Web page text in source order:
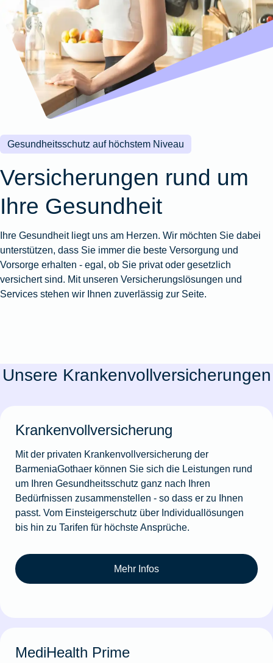
Wohnungsschutzbrief
Zur
Produktübersicht
Gewässerschadenhaftpflicht
Zur
Produktübersicht
Zur
Produktübersicht
Reisehaftpflichtversicherung
Reiserücktrittsversicherung
Zur
Produktübersicht
Zur
Produktübersicht
Zur
Produktübersicht
Zur
Produktübersicht
Montageversicherung
Zur
Produktübersicht
Gruppenunfall für
Betriebe
Gruppenunfall für
Vereine
Produktübersicht
Kunstversicherung
Ausstellungsversicherung
Valorenversicherung
Oldtimersammlungsversicherung
Zur
Gesundheitsschutz auf höchstem Niveau
Versicherungen rund um
Ihre Gesundheit
Ihre Gesundheit liegt uns am Herzen. Wir möchten Sie dabei
unterstützen, dass Sie immer die beste Versorgung und
Vorsorge erhalten - egal, ob Sie privat oder gesetzlich
versichert sind. Mit unseren Versicherungslösungen und
Services stehen wir Ihnen zuverlässig zur Seite.
Unsere Krankenvollversicherungen
Krankenvollversicherung
Mit der privaten Krankenvollversicherung der
BarmeniaGothaer können Sie sich die Leistungen rund
um Ihren Gesundheitsschutz ganz nach Ihren
Bedürfnissen zusammenstellen - so dass er zu Ihnen
passt. Vom Einsteigerschutz über Individuallösungen
bis hin zu Tarifen für höchste Ansprüche.
Mehr Infos
MediHealth Prime